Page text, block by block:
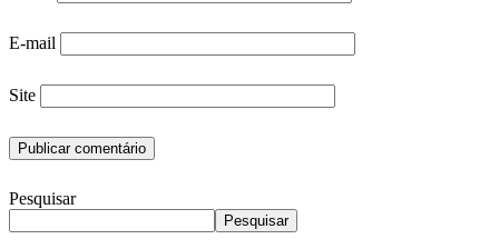
E-mail
Site
Pesquisar
Pesquisar